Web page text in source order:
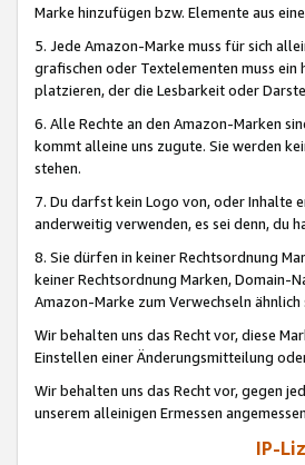
Marke hinzufügen bzw. Elemente aus
5. Jede Amazon-Marke muss für sich
grafischen oder Textelementen muss
platzieren, der die Lesbarkeit oder
6. Alle Rechte an den Amazon-Marken
kommt alleine uns zugute. Sie werden
stehen.
7. Du darfst kein Logo von, oder Inhalte
anderweitig verwenden, es sei denn, du
8. Sie dürfen in keiner Rechtsordnung
keiner Rechtsordnung Marken, Domain-
Amazon-Marke zum Verwechseln ähnlich
Wir behalten uns das Recht vor, diese
Einstellen einer Änderungsmitteilung
Wir behalten uns das Recht vor, gegen
unserem alleinigen Ermessen
IP-